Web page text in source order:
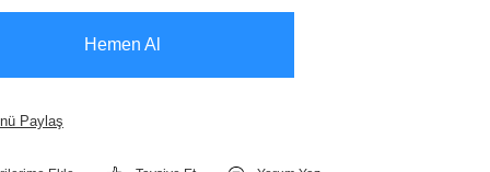
Hemen Al
Paylaş